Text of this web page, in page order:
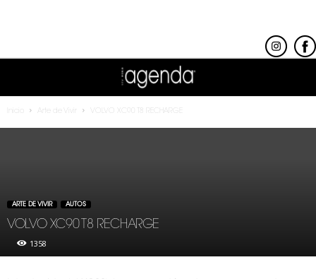
Arte de Vivir VOLVO XC90 T8 RECHARGE
ARTE DE VIVIR AUTOS
VOLVO XC90 T8 RECHARGE
1358